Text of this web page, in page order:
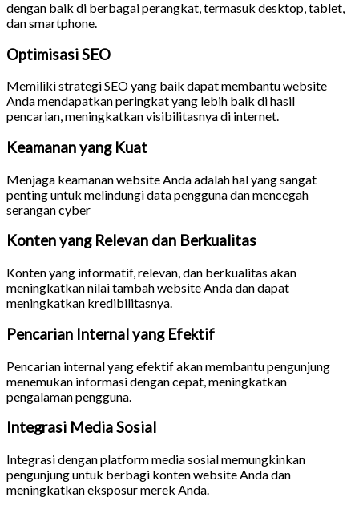
dengan baik di berbagai perangkat, termasuk desktop, tablet,
dan smartphone.
Optimisasi SEO
Memiliki strategi SEO yang baik dapat membantu website
Anda mendapatkan peringkat yang lebih baik di hasil
pencarian, meningkatkan visibilitasnya di internet.
Keamanan yang Kuat
Menjaga keamanan website Anda adalah hal yang sangat
penting untuk melindungi data pengguna dan mencegah
serangan cyber
Konten yang Relevan dan Berkualitas
Konten yang informatif, relevan, dan berkualitas akan
meningkatkan nilai tambah website Anda dan dapat
meningkatkan kredibilitasnya.
Pencarian Internal yang Efektif
Pencarian internal yang efektif akan membantu pengunjung
menemukan informasi dengan cepat, meningkatkan
pengalaman pengguna.
Integrasi Media Sosial
Integrasi dengan platform media sosial memungkinkan
pengunjung untuk berbagi konten website Anda dan
meningkatkan eksposur merek Anda.